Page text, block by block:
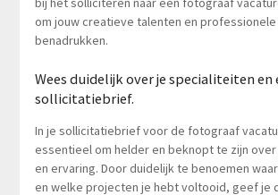
om jouw creatieve talenten en
benadrukken.
Wees duidelijk over je specialiteiten en
sollicitatiebrief.
In je sollicitatiebrief voor de fotograaf
essentieel om helder en beknopt te zijn
en ervaring. Door duidelijk te benoemen
en welke projecten je hebt voltooid, geef je